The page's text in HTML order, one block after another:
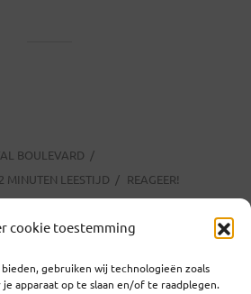
cookie toestemming
gebruiken wij technologieën zoals
apparaat op te slaan en/of te raadplegen.
BOULEVARD
2 MINUTEN LEESTIJD REAGEER!
het nieuwe
in première tijdens